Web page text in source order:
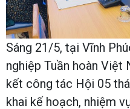
Sáng 21/5, tại Vĩnh
nghiệp Tuần hoàn
kết công tác Hội 05
khai kế hoạch, nhiệm